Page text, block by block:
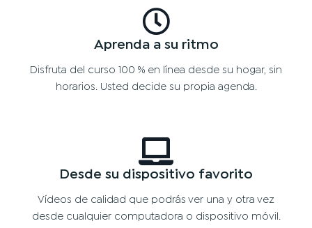
Aprenda a su ritmo
Disfruta del curso 100 % en línea desde su hogar, sin
horarios. Usted decide su propia agenda.
Desde su dispositivo favorito
Vídeos de calidad que podrás ver una y otra vez
desde cualquier computadora o dispositivo móvil.